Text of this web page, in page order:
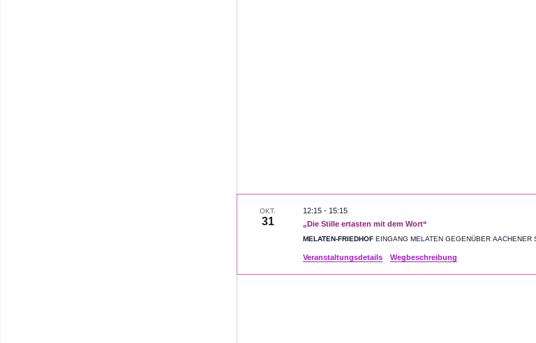
OKT.
31 „Die Stille ertasten mit dem Wort“
12:15 - 15:15
MELATEN-FRIEDHOF
Veranstaltungsdetails Wegbeschreibung